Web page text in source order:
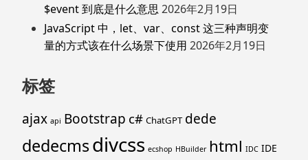
$event 到底是什么意思 2026年2月19日
JavaScript 中，let、var、const 这三种声明变
量的方式该在什么场景下使用 2026年2月19日
标签
ajax api Bootstrap c# ChatGPT dede
dedecmsdivcss ecshop HBuilder html IDC IDE